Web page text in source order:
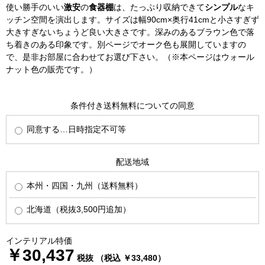
使い勝手のいい激安の食器棚は、たっぷり収納できてシンプルなキ
ッチン空間を演出します。サイズは幅90cm×奥行41cmと小さすぎず
大きすぎないちょうど良い大きさです。深みのあるブラウン色で落
ち着きのある印象です。別ページでオーク色も展開していますの
で、是非お部屋に合わせてお選び下さい。（※本ページはウォール
ナット色の販売です。）
条件付き送料無料についての同意
同意する…日時指定不可等
配送地域
本州・四国・九州（送料無料）
北海道（税抜3,500円追加）
インテリアル特価
￥30,437 税抜 （税込 ￥33,480）